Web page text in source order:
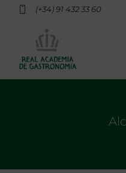
(+34) 91 432 33 60